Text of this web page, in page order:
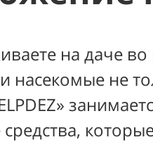
на даче во
насекомые не